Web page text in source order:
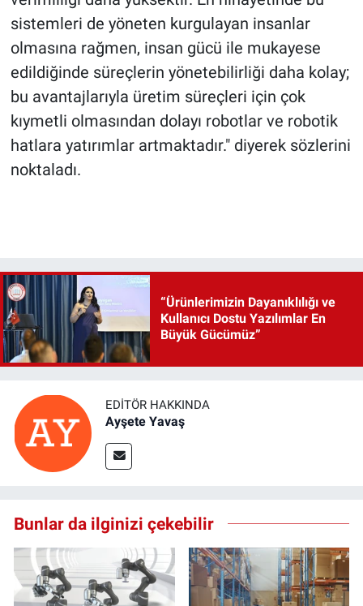
sistemleri de yöneten kurgulayan insanlar
olmasına rağmen, insan gücü ile mukayese
edildiğinde süreçlerin yönetebilirliği daha kolay;
bu avantajlarıyla üretim süreçleri için çok
kıymetli olmasından dolayı robotlar ve robotik
hatlara yatırımlar artmaktadır." diyerek sözlerini
noktaladı.
“Ürünlerimizin Dayanıklılığı ve
Kullanıcı Dostu Yazılımlar En
Büyük Gücümüz”
EDITÖR HAKKINDA
Ayşete Yavaş
Bunlar da ilginizi çekebilir